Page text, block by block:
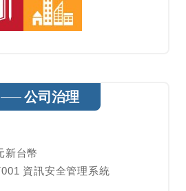
公司治理
新台幣
資訊安全管理系統